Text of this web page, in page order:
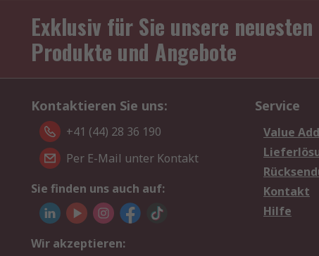
Exklusiv für Sie unsere neuesten
Produkte und Angebote
Kontaktieren Sie uns:
+41 (44) 28 36 190
Per E-Mail unter Kontakt
Sie finden uns auch auf:
Wir akzeptieren:
Service
Value
Kontakt
Hilfe